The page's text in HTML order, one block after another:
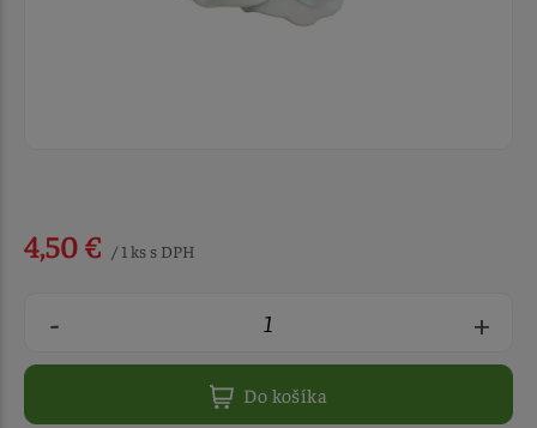
4,50 € / 1 ks s DPH
- +
Do košíka